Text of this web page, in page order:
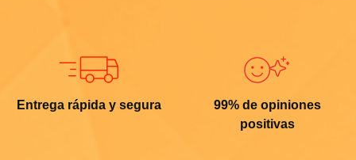
Entrega rápida y segura
99% de opiniones
positivas